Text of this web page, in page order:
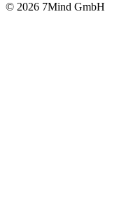
© 2026 7Mind GmbH